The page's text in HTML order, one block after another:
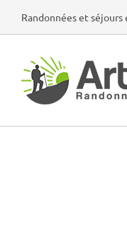
Randonnées et